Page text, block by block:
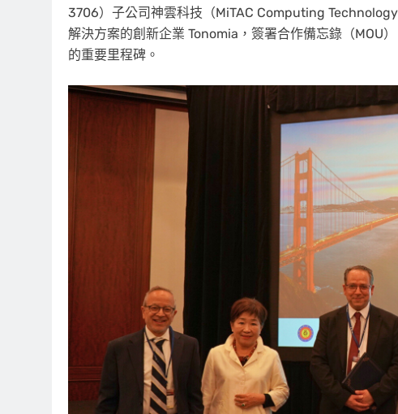
3706）子公司神雲科技（MiTAC Computing
解決方案的創新企業 Tonomia，簽署合作備忘錄（MOU
的重要里程碑。